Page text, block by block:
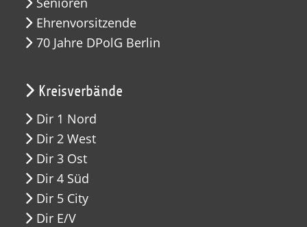
Ehrenvorsitzende
70 Jahre DPolG Berlin
Kreisverbände
Dir 1 Nord
Dir 2 West
Dir 3 Ost
Dir 4 Süd
Dir 5 City
Dir E/V